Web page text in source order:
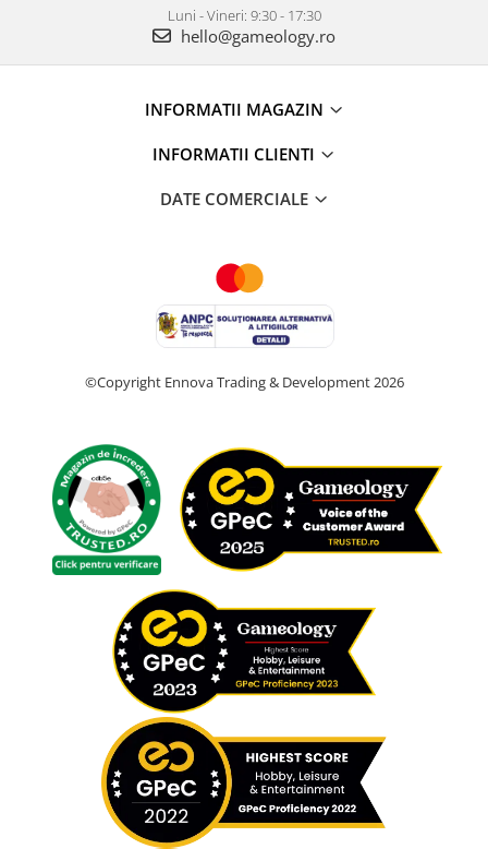
Luni - Vineri: 9:30 - 17:30
hello@gameology.ro
INFORMATII MAGAZIN
INFORMATII CLIENTI
DATE COMERCIALE
©Copyright Ennova Trading & Development 2026